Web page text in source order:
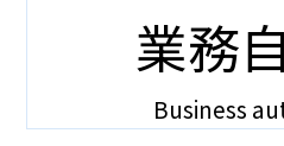
業務
Business